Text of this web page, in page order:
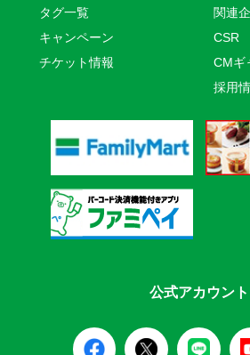
タグ一覧
キャンペーン
チケット情報
関連
CSR
CMギ
採用
公式アカウント